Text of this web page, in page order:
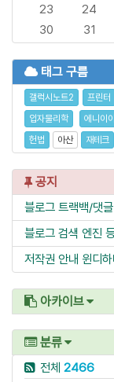
23
24
30
31
태그 구름
갤럭시노트2 프린터
입자물리학
에니이
헌법
아산 재테크
공지
블로그 트랙백/댓
블로그 검색 엔진
저작권 안내 윈디
아카이브
분류
전체 2466